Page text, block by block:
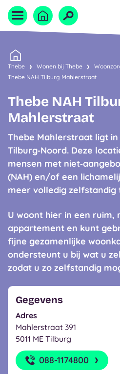
Home
Thebe Wonen bij Thebe
Thebe NAH Tilburg Mahlerstraat
Gegevens
Adres
Mahlerstraat 391
5011 ME Tilburg
088-1174800
Thebe NAH
Mahlerstraat
Thebe Mahlerstraat ligt
Tilburg‑Noord. Deze
mensen met
(NAH) en/of een
meer volledig zelfstandig
U woont hier in een
appartement en kunt
fijne gezamenlijke
ondersteunt u bij wat u
zodat u zo zelfstandig